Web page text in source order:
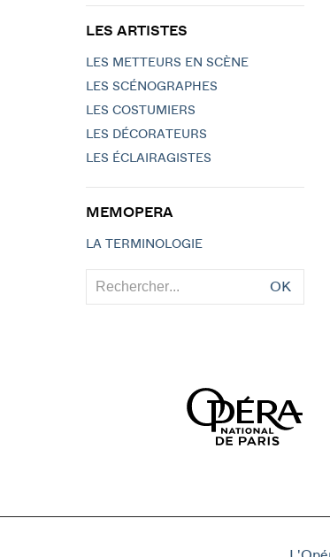
LES ARTISTES
LES METTEURS EN SCÈNE
LES SCÉNOGRAPHES
LES COSTUMIERS
LES DÉCORATEURS
LES ÉCLAIRAGISTES
MEMOPERA
LA TERMINOLOGIE
OK